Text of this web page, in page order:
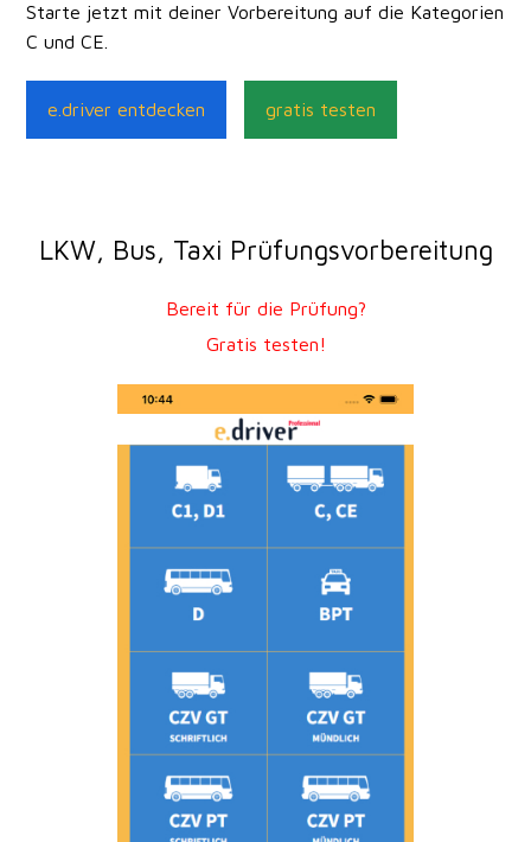
Starte jetzt mit deiner Vorbereitung auf die Kategorien
C und CE.
e.driver entdecken gratis testen
LKW, Bus, Taxi Prüfungsvorbereitung
Bereit für die Prüfung?
Gratis testen!